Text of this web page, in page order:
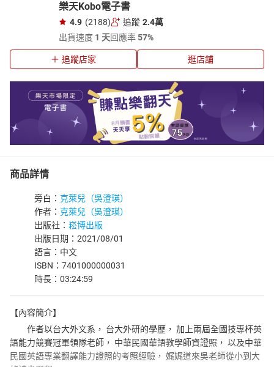
樂天Kobo電子書
4.9 (2188) 追蹤 2.4萬
出貨速度 1 天回應率57%
追蹤店家 逛店舖
商品詳情
旁白： 克萊兒（吳澄瑛）
作者： 克萊兒（吳澄瑛）
出版社： 崧博出版
出版日期：2021/08/01
語言：中文
ISBN：7401000000031
時長：03:24:59
【內容簡介】
作者以台大外文系， 台大外研的學歷， 加上兩屆全國技專杯英
語能力競賽冠軍領隊老師， 中華民國華語教學師資證照， 以及中華
民國英語專業翻譯能力證照的考照經驗， 娓娓道來吳老師從小到大